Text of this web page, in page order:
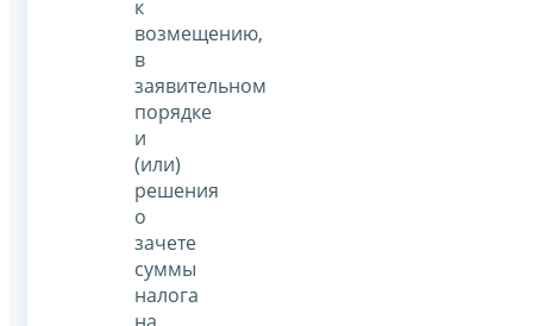
к
возмещению,
в
заявительном
порядке
и
(или)
решения
о
зачете
суммы
налога
на